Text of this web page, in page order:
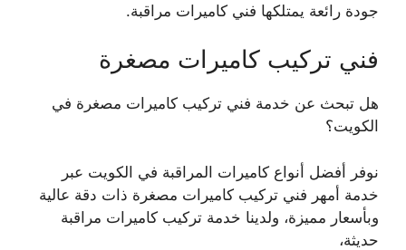
جودة رائعة يمتلكها فني كاميرات مراقبة.
فني تركيب كاميرات مصغرة
هل تبحث عن خدمة فني تركيب كاميرات مصغرة في
الكويت؟
نوفر أفضل أنواع كاميرات المراقبة في الكويت عبر
خدمة أمهر فني تركيب كاميرات مصغرة ذات دقة عالية
وبأسعار مميزة، ولدينا خدمة تركيب كاميرات مراقبة
حديثة،